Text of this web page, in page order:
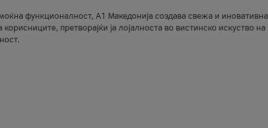
функционалност, А1 Македонија создава свежа и иновативна
корисниците, претворајќи ја лојалноста во вистинско искуство на